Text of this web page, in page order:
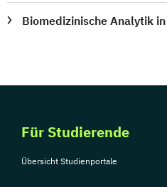
Kontinenz- und
Lean Administration
Biomedizinische Analytik
Für Studierende
Übersicht Studienportale